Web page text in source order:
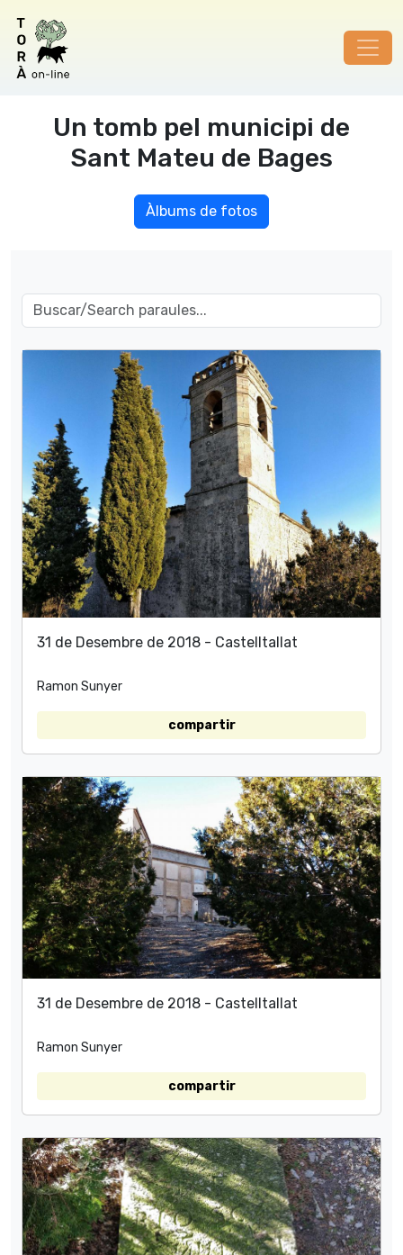
Un tomb pel municipi de
Sant Mateu de Bages
Àlbums de fotos
31 de Desembre de 2018 - Castelltallat
Ramon Sunyer
compartir
31 de Desembre de 2018 - Castelltallat
Ramon Sunyer
compartir